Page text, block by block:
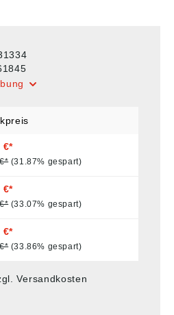
€*
(31.87% gespart)
€*
(33.07% gespart)
€*
(33.86% gespart)
Versandkosten